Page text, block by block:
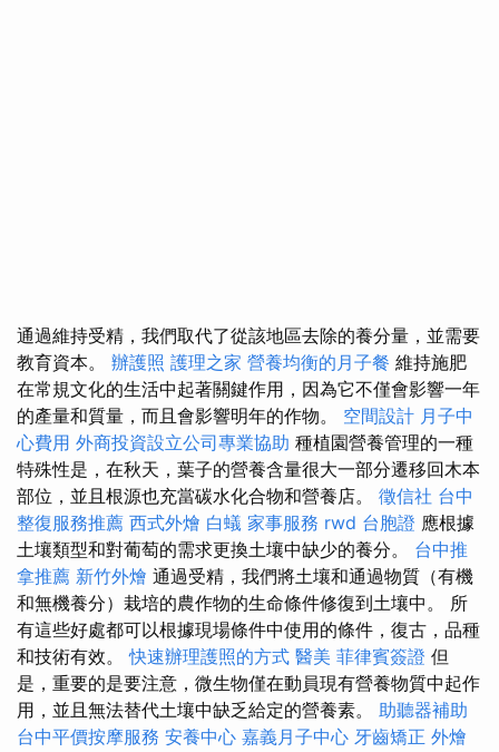
通過維持受精，我們取代了從該地區去除的養分量，並需要
教育資本。 辦護照 護理之家 營養均衡的月子餐 維持施肥
在常規文化的生活中起著關鍵作用，因為它不僅會影響一年
的產量和質量，而且會影響明年的作物。 空間設計 月子中
心費用 外商投資設立公司專業協助 種植園營養管理的一種
特殊性是，在秋天，葉子的營養含量很大一部分遷移回木本
部位，並且根源也充當碳水化合物和營養店。 徵信社 台中
整復服務推薦 西式外燴 白蟻 家事服務 rwd 台胞證 應根據
土壤類型和對葡萄的需求更換土壤中缺少的養分。 台中推
拿推薦 新竹外燴 通過受精，我們將土壤和通過物質（有機
和無機養分）栽培的農作物的生命條件修復到土壤中。 所
有這些好處都可以根據現場條件中使用的條件，復古，品種
和技術有效。快速辦理護照的方式 醫美 菲律賓簽證 但
是，重要的是要注意，微生物僅在動員現有營養物質中起作
用，並且無法替代土壤中缺乏給定的營養素。 助聽器補助
台中平價按摩服務 安養中心 嘉義月子中心 牙齒矯正 外燴